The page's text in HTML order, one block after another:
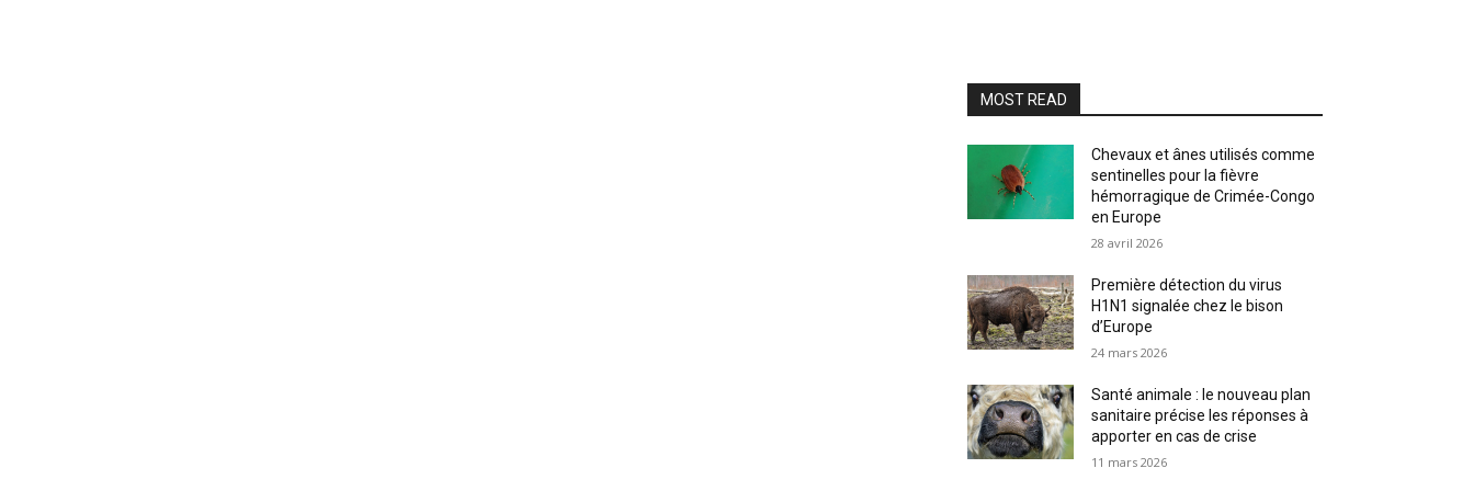
MOST READ
Chevaux et ânes utilisés comme
sentinelles pour la fièvre
hémorragique de Crimée-Congo
en Europe
28 avril 2026
Première détection du virus
H1N1 signalée chez le bison
d’Europe
24 mars 2026
Santé animale : le nouveau plan
sanitaire précise les réponses à
apporter en cas de crise
11 mars 2026